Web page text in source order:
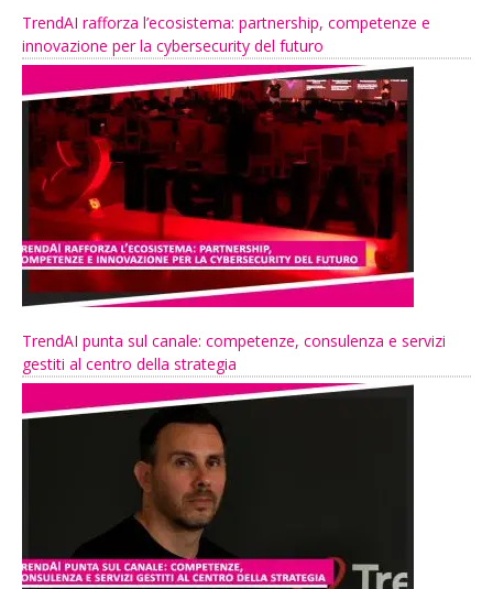
TrendAI rafforza l’ecosistema: partnership, competenze e
innovazione per la cybersecurity del futuro
TrendAI punta sul canale: competenze, consulenza e servizi
gestiti al centro della strategia